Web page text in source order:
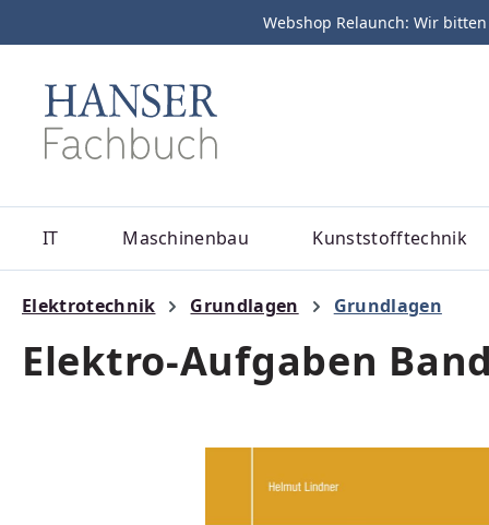
Zur Hauptnavigation springenWebshop Relaunch: Wir
IT Maschinenbau Kunststofftechnik
Elektrotechnik Grundlagen Grundlagen
Elektro-Aufgaben